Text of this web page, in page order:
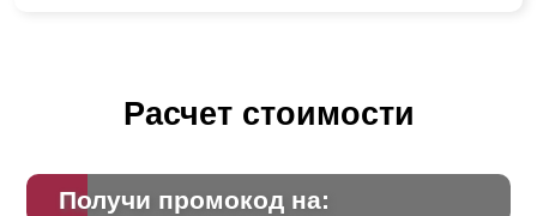
Расчет стоимости
Получи промокод на: